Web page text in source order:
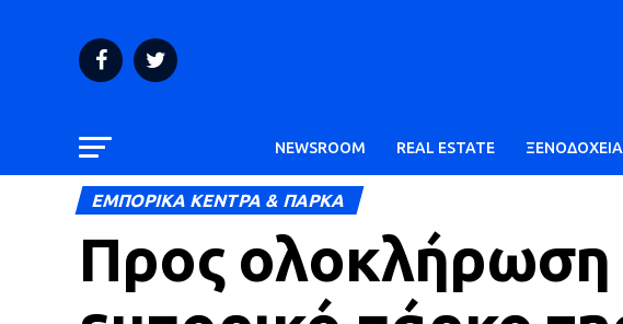
NEWSROOM REAL ESTATE ΞΕΝΟΔΟΧΕΙΑ
ΕΜΠΟΡΙΚΑ ΚΕΝΤΡΑ & ΠΑΡΚΑ
Προς ολοκλήρωση